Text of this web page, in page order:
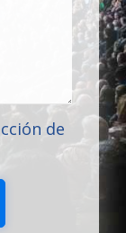
de